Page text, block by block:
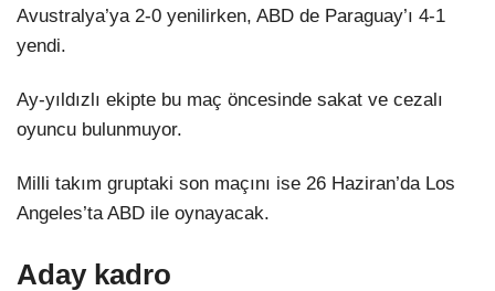
Avustralya’ya 2-0 yenilirken, ABD de Paraguay’ı 4-1
yendi.
Ay-yıldızlı ekipte bu maç öncesinde sakat ve cezalı
oyuncu bulunmuyor.
Milli takım gruptaki son maçını ise 26 Haziran’da Los
Angeles’ta ABD ile oynayacak.
Aday kadro